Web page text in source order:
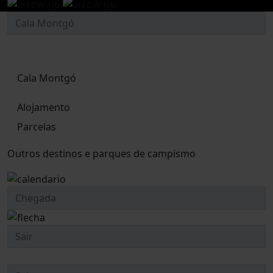
Cala Montgó
Alojamento
Parcelas
Outros destinos e parques de campismo